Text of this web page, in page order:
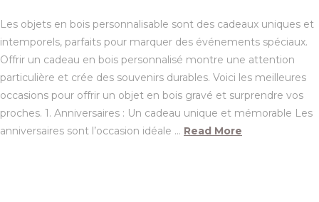
Les objets en bois personnalisable sont des cadeaux uniques et
intemporels, parfaits pour marquer des événements spéciaux.
Offrir un cadeau en bois personnalisé montre une attention
particulière et crée des souvenirs durables. Voici les meilleures
occasions pour offrir un objet en bois gravé et surprendre vos
proches. 1. Anniversaires : Un cadeau unique et mémorable Les
anniversaires sont l’occasion idéale … Read More